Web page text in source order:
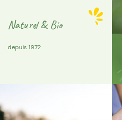
Naturel & Bio
depuis 1972